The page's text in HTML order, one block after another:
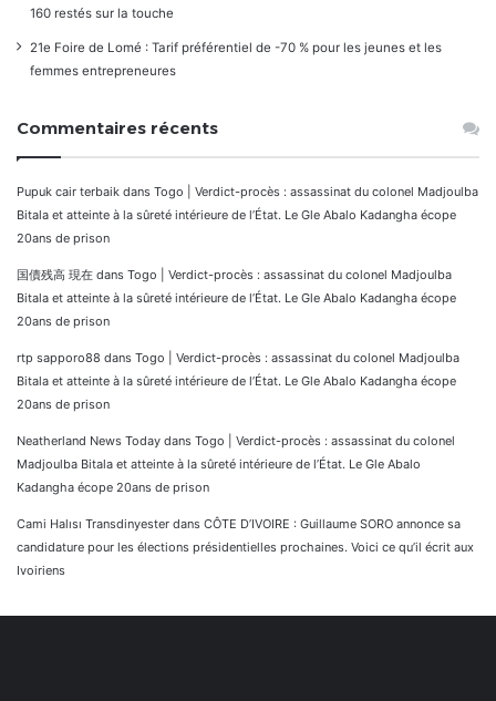
160 restés sur la touche
21e Foire de Lomé : Tarif préférentiel de -70 % pour les jeunes et les
femmes entrepreneures
Commentaires récents
Pupuk cair terbaik dans Togo | Verdict-procès : assassinat du colonel Madjoulba
Bitala et atteinte à la sûreté intérieure de l’État. Le Gle Abalo Kadangha écope
20ans de prison
国債残高 現在 dans Togo | Verdict-procès : assassinat du colonel Madjoulba
Bitala et atteinte à la sûreté intérieure de l’État. Le Gle Abalo Kadangha écope
20ans de prison
rtp sapporo88 dans Togo | Verdict-procès : assassinat du colonel Madjoulba
Bitala et atteinte à la sûreté intérieure de l’État. Le Gle Abalo Kadangha écope
20ans de prison
Neatherland News Today dans Togo | Verdict-procès : assassinat du colonel
Madjoulba Bitala et atteinte à la sûreté intérieure de l’État. Le Gle Abalo
Kadangha écope 20ans de prison
Cami Halısı Transdinyester dans CÔTE D’IVOIRE : Guillaume SORO annonce sa
candidature pour les élections présidentielles prochaines. Voici ce qu’il écrit aux
Ivoiriens